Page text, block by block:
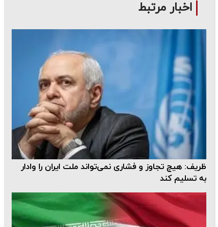
اخبار مرتبط
ظریف: هیچ تجاوز و فشاری نمی‌تواند ملت ایران را وادار
به تسلیم کند